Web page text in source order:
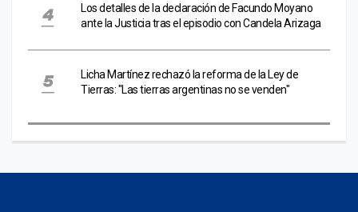
Los detalles de la declaración de Facundo Moyano
ante la Justicia tras el episodio con Candela Arizaga
Licha Martínez rechazó la reforma de la Ley de
Tierras: "Las tierras argentinas no se venden"